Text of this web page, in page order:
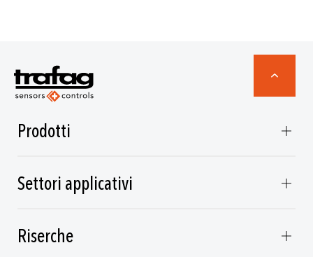
Prodotti
Settori applicativi
Riserche